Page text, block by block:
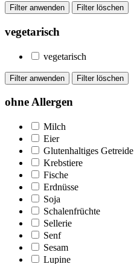
vegetarisch
vegetarisch
ohne Allergen
Milch
Eier
Glutenhaltiges Getreide
Krebstiere
Fische
Erdnüsse
Soja
Schalenfrüchte
Sellerie
Senf
Sesam
Lupine